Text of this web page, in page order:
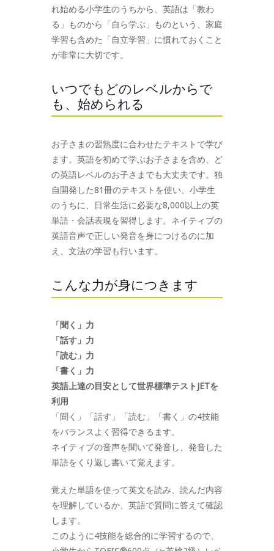
れ始める小学生のうちから、英語は「教わ
る」ものから「自ら学ぶ」ものという、家庭
学習も含めた「自立学習」に慣れておくこと
が非常に大切です。
いつでもどのレベルからで
も、始められる
お子さまの習熟度に合わせたテキストで学び
ます。英語を初めて学ぶお子さまを含め、ど
の英語レベルのお子さまでも大丈夫です。独
自開発した81冊のテキストを使い、小学生
のうちに、日常生活に必要な8,000以上の英
単語・会話表現を習得します。ネイティブの
英語音声で正しい発音を身につけるのに加
え、文法の学習も行います。
こんな力が身につきます
「聞く」力
「話す」力
「読む」力
「書く」力
英語上達の目安として世界標準テストJETを
利用
「聞く」「話す」「読む」「書く」の4技能
をバランスよく習得できるます。
ネイティブの音声を聞いて発音し、発音した
単語をくり返し書いて覚えます。
覚えた単語を使って英文を読み、読んだ内容
を理解しているか、英語で質問に答えて確認
します。
このように4技能を総合的に学習するので、